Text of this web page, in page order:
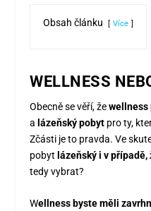
Obsah článku Více
WELLNESS
Obecně se věří, žewellness
a lázeňský pobyt pro ty,
Zčásti je to pravda. Ve
pobyt lázeňský i v
tedy vybrat?
Wellness byste měli